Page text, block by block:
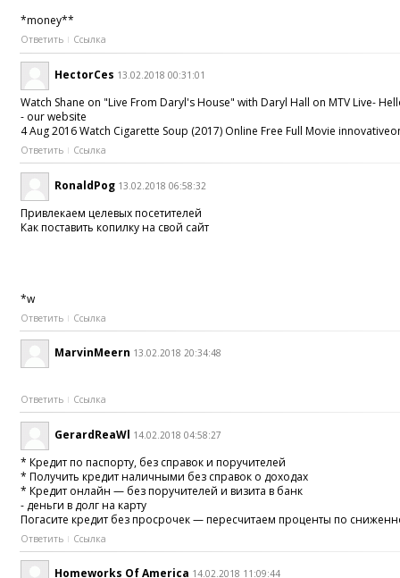
*money**
Ответить Ссылка
HectorCes 13.02.2018 00:31:01
Watch Shane on "Live From Daryl's House" with Daryl Hall on MTV Live-
- our website
4 Aug 2016 Watch Cigarette Soup (2017) Online Free Full Movie
Ответить Ссылка
RonaldPog 13.02.2018 06:58:32
Привлекаем целевых посетителей
Как поставить копилку на свой сайт
*w
Ответить Ссылка
MarvinMeern 13.02.2018 20:34:48
Ответить Ссылка
GerardReaWl 14.02.2018 04:58:27
* Кредит по паспорту, без справок и поручителей
* Получить кредит наличными без справок о доходах
* Кредит онлайн — без поручителей и визита в банк
- деньги в долг на карту
Погасите кредит без просрочек — пересчитаем проценты по
Ответить Ссылка
Homeworks Of America 14.02.2018 11:09:44